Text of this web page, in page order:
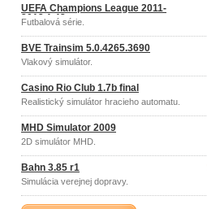
UEFA Champions League 2011-
2012 1.43
Futbalová série.
BVE Trainsim 5.0.4265.3690
Vlakový simulátor.
Casino Rio Club 1.7b final
Realistický simulátor hracieho automatu.
MHD Simulator 2009
2D simulátor MHD.
Bahn 3.85 r1
Simulácia verejnej dopravy.